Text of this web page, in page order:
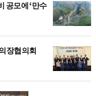
공모에 ‘만수
장협의회